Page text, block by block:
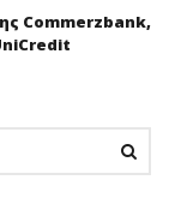
Commerzbank,